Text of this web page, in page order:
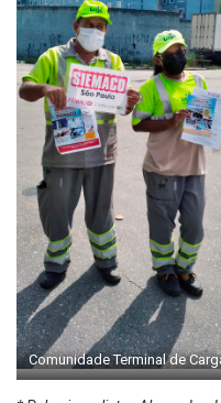
Comunidade Terminal de